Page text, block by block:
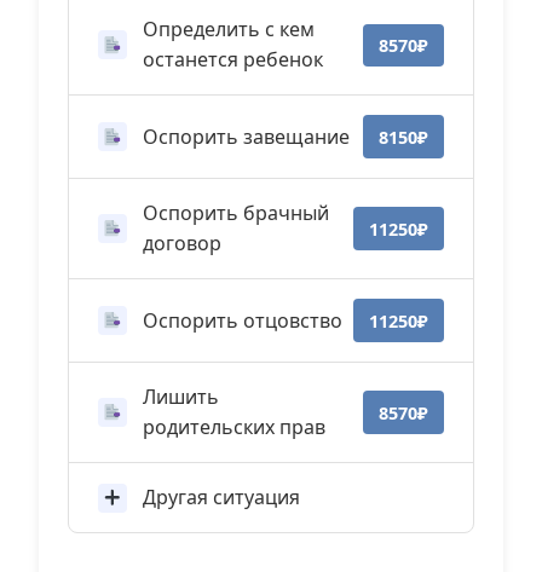
Определить с кем
останется ребенок
8570₽
Оспорить завещание 8150₽
Оспорить брачный
договор
11250₽
Оспорить отцовство 11250₽
Лишить
родительских прав
8570₽
Другая ситуация